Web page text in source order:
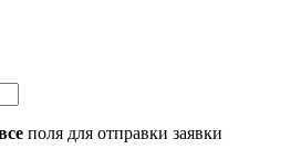
поля для отправки заявки